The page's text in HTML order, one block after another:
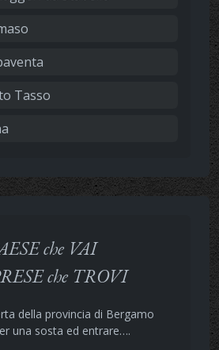
Tasso
che VAI
che TROVI
della provincia di Bergamo
una sosta ed entrare….